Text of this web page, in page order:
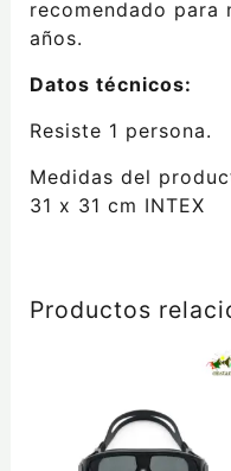
recomendado para
años.
Datos técnicos:
Resiste 1 persona.
Medidas del
31 x 31 cm INTEX
Productos